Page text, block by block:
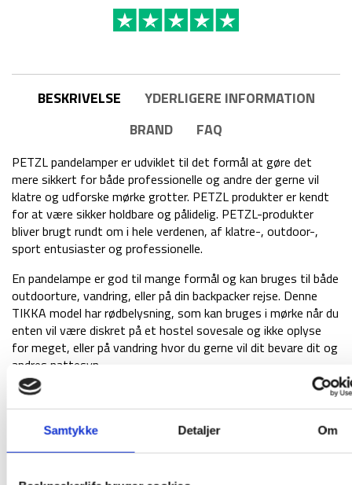
Samtykke Detaljer Om
BESKRIVELSE
YDERLIGERE INFORMATION
BRAND
FAQ
PETZL pandelamper er udviklet til det formål at gøre det
mere sikkert for både professionelle og andre der gerne vil
klatre og udforske mørke grotter. PETZL produkter er kendt
for at være sikker holdbare og pålidelig. PETZL-produkter
bliver brugt rundt om i hele verdenen, af klatre-, outdoor-,
sport entusiaster og professionelle.
En pandelampe er god til mange formål og kan bruges til både
outdoorture, vandring, eller på din backpacker rejse. Denne
TIKKA model har rødbelysning, som kan bruges i mørke når du
enten vil være diskret på et hostel sovesale og ikke oplyse
for meget, eller på vandring hvor du gerne vil dit bevare dit og
andres nattesyn.
Udover det røde lys har TIKKA modellen 3 lys indstillinger. En
til nærhed, en til bevægelse og en til afstandsbelysning. Når
du slukker pandelampen og vil tænde den igen, kan den huske
hvilken lys indstilling du brugte sidst.
Pandelampens aftagelige og vaskbare elastiske rem er nem